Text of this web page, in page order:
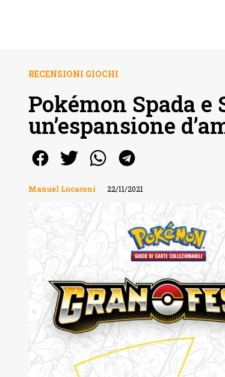
RECENSIONI GIOCHI
Pokémon Spada e
un’espansione
Manuel Lucaroni 22/11/2021